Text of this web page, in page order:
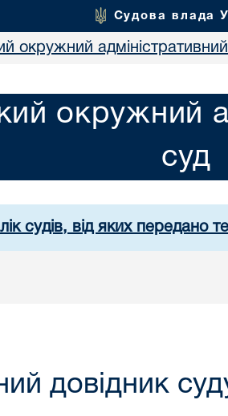
Судова влада
окружний
окружний
суд
судів, від яких передано
довідник